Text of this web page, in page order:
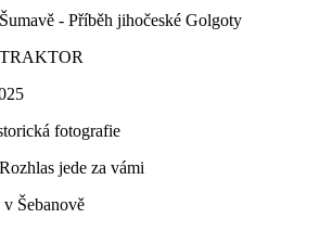
- Příběh jihočeské Golgoty
fotografie
jede za vámi
Šebanově